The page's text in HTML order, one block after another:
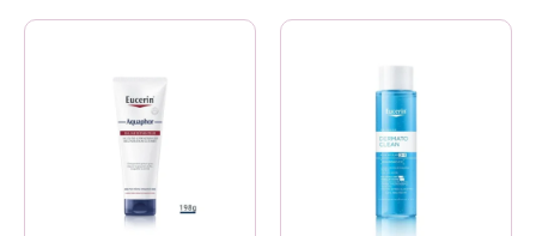
à
15.000 CFA
Ce